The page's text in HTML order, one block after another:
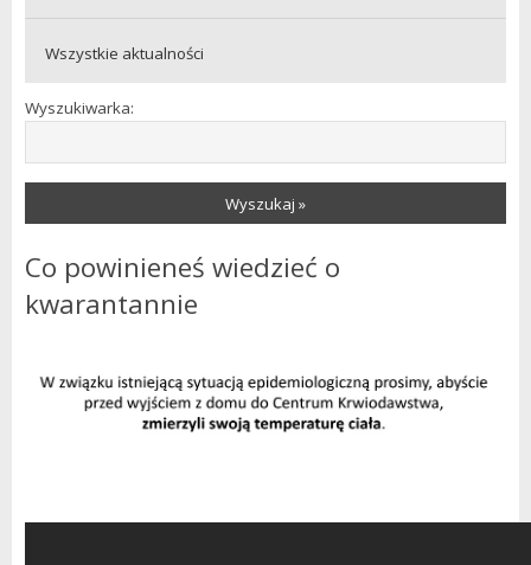
Wszystkie aktualności
Wyszukiwarka:
Wyszukaj »
Co powinieneś wiedzieć o
kwarantannie